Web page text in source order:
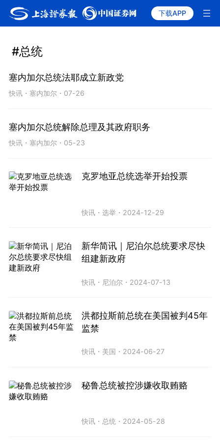
下载APP
#总统
塞内加尔总统法耶成立新政党
快讯・ 塞内加尔 ・ 07-26
塞内加尔总统解除总理及其政府职务
快讯・ 塞内加尔 ・ 05-23
克罗地亚总统选举开始投票
快讯 ・选举 ・ 2024-12-29
新华简讯｜尼泊尔总统要求尽快
组建新政府
快讯 ・ 尼泊尔 ・ 2024-07-13
洪都拉斯前总统在美国被判45年
监禁
快讯 ・ 美国 ・ 2024-06-27
秘鲁总统被控涉嫌收取贿赂
快讯 ・总统 ・ 2024-05-28